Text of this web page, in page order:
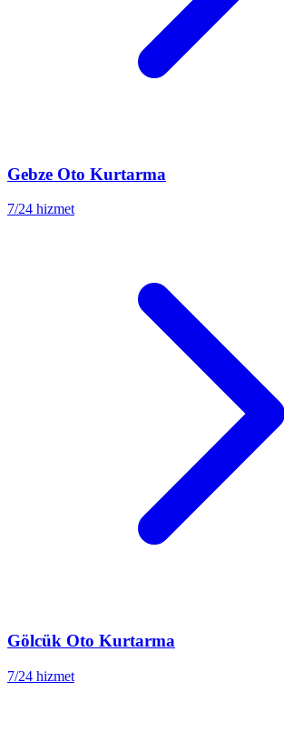
Gebze Oto Kurtarma
7/24 hizmet
Gölcük Oto Kurtarma
7/24 hizmet